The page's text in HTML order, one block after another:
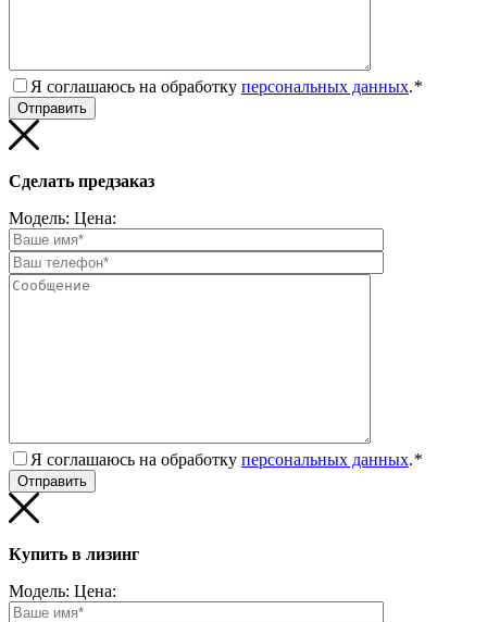
Я соглашаюсь на обработку персональных данных.*
Сделать предзаказ
Модель: Цена:
Я соглашаюсь на обработку персональных данных.*
Купить в лизинг
Модель: Цена: